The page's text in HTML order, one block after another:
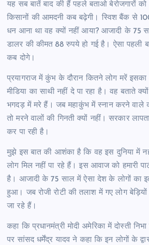
यह सब बातें बाद की हैं पहले बताओ बेरोजगारों को
किसानों की आमदनी कब बढ़ेगी। स्विश बैंक से
धन आना था वह क्यों नहीं आया? आजादी के 75
डालर की कीमत 88 रुपये हो गई है। ऐसा पहली
कब दोगे।
प्रयागराज में कुंभ के दौरान कितने लोग मरें
मीडिया का साथी नहीं दे पा रहा है। वह बताते
भगदड़ में मरे हैं। जब महाकुंभ में स्नान करने वाले
तो मरने वालों की गिनती क्यों नहीं। सरकार
कर पा रही है।
मुझे इस बात की आशंका है कि वह इस दुनिया में
लोग मिल नहीं पा रहे हैं। इस आवाज को हमारी
है। आजादी के 75 साल में ऐसा देश के लोगों का
हुआ। जब रोजी रोटी की तलाश में गए लोग
जा रहे हैं।
कहा कि प्रधानमंत्री मोदी अमेरिका में दोस्ती
पर सांसद धर्मेंद्र यादव ने कहा कि इन लोगों के